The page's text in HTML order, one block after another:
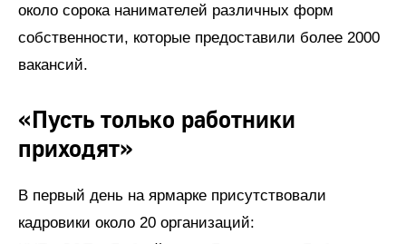
около сорока нанимателей различных форм
собственности, которые предоставили более 2000
вакансий.
«Пусть только работники
приходят»
В первый день на ярмарке присутствовали
кадровики около 20 организаций: